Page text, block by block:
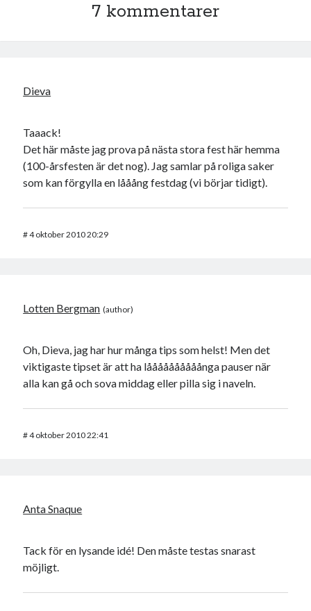
7 kommentarer
Dieva
Taaack!
Det här måste jag prova på nästa stora fest här hemma
(100-årsfesten är det nog). Jag samlar på roliga saker
som kan förgylla en lååång festdag (vi börjar tidigt).
#4 oktober 2010 20:29
Lotten Bergman
Oh, Dieva, jag har hur många tips som helst! Men det
viktigaste tipset är att ha låååååååååånga pauser när
alla kan gå och sova middag eller pilla sig i naveln.
#4 oktober 2010 22:41
Anta Snaque
Tack för en lysande idé! Den måste testas snarast
möjligt.